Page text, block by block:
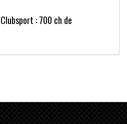
: 700 ch de